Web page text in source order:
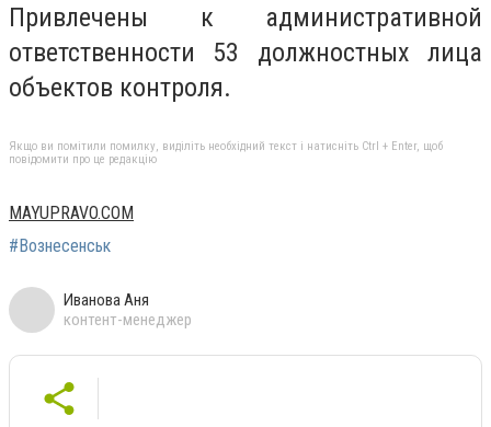
Привлечены к административной
ответственности 53 должностных лица
объектов контроля.
Якщо ви помітили помилку, виділіть необхідний текст і натисніть Ctrl + Enter, щоб
повідомити про це редакцію
MAYUPRAVO.COM
#Вознесенськ
Иванова Аня
контент-менеджер